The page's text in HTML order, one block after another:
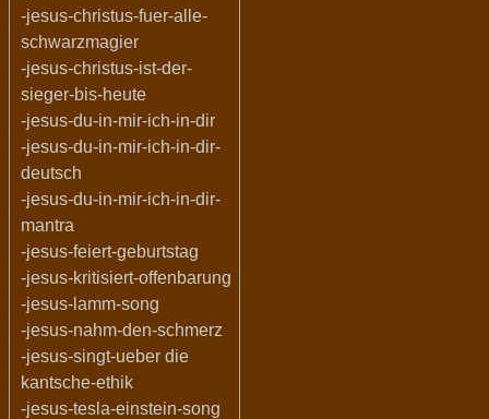
-jesus-christus-fuer-alle-
schwarzmagier
-jesus-christus-ist-der-
sieger-bis-heute
-jesus-du-in-mir-ich-in-dir
-jesus-du-in-mir-ich-in-dir-
deutsch
-jesus-du-in-mir-ich-in-dir-
mantra
-jesus-feiert-geburtstag
-jesus-kritisiert-offenbarung
-jesus-lamm-song
-jesus-nahm-den-schmerz
-jesus-singt-ueber die
kantsche-ethik
-jesus-tesla-einstein-song